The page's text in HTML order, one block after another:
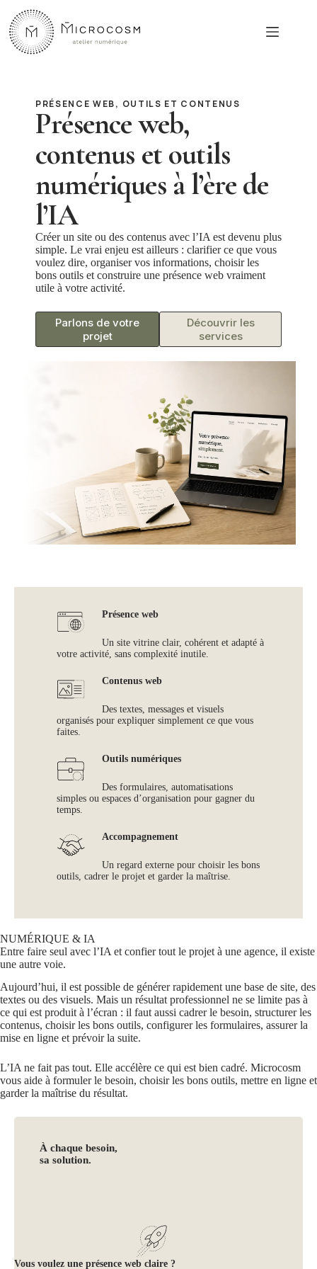
contenu
PRÉSENCE WEB, OUTILS ET CONTENUS
Présence web,
contenus et outils
numériques à l’ère de
l’IA
Créer un site ou des contenus avec l’IA est devenu plus
simple. Le vrai enjeu est ailleurs : clarifier ce que vous
voulez dire, organiser vos informations, choisir les
bons outils et construire une présence web vraiment
utile à votre activité.
Parlons de votre
projet
Découvrir les
services
Présence web
Un site vitrine clair, cohérent et adapté à
votre activité, sans complexité inutile.
Contenus web
Des textes, messages et visuels
organisés pour expliquer simplement ce que vous
faites.
Outils numériques
Des formulaires, automatisations
simples ou espaces d’organisation pour gagner du
temps.
Accompagnement
Un regard externe pour choisir les bons
outils, cadrer le projet et garder la maîtrise.
NUMÉRIQUE & IA
Entre faire seul avec l’IA et confier tout le projet à une agence, il existe
une autre voie.
Aujourd’hui, il est possible de générer rapidement une base de site, des
textes ou des visuels. Mais un résultat professionnel ne se limite pas à
ce qui est produit à l’écran : il faut aussi cadrer le besoin, structurer les
contenus, choisir les bons outils, configurer les formulaires, assurer la
mise en ligne et prévoir la suite.
L’IA ne fait pas tout. Elle accélère ce qui est bien cadré. Microcosm
vous aide à formuler le besoin, choisir les bons outils, mettre en ligne et
garder la maîtrise du résultat.
À chaque besoin,
sa solution.
Vous voulez une présence web claire ?